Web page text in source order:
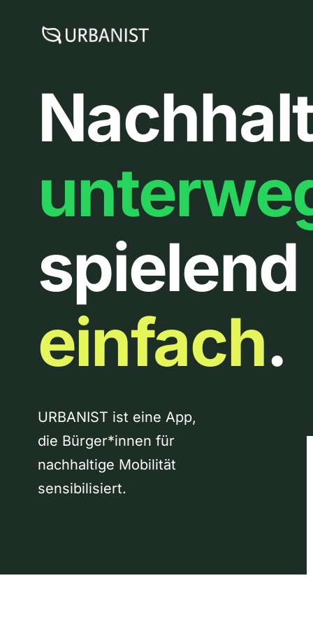
spielend
einfach.
URBANIST ist eine App,
die Bürger*innen für
nachhaltige Mobilität
sensibilisiert.